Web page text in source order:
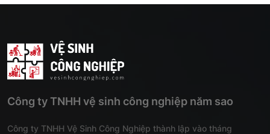
Công ty TNHH vệ sinh công nghiệp năm sao
Công ty TNHH Vệ Sinh Công Nghiệp thành lập vào tháng